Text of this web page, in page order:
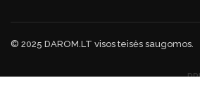
© 2025 DAROM.LT visos teisės saugomos.